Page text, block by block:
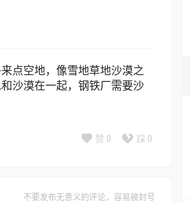
点空地，像雪地草地沙漠之
沙漠在一起，钢铁厂需要沙
赞 0 踩 0
不要发布无意义的评论，容易被封号